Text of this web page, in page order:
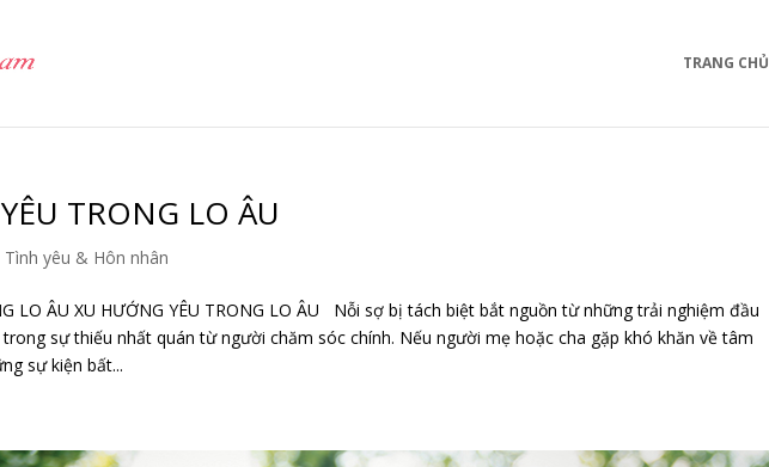
TRANG CHỦ
TRONG LO ÂU
Tình yêu & Hôn nhân
LO ÂU XU HƯỚNG YÊU TRONG LO ÂU Nỗi sợ bị tách biệt bắt nguồn từ những trải nghiệm đầu
sự thiếu nhất quán từ người chăm sóc chính. Nếu người mẹ hoặc cha gặp khó khăn về tâm
sự kiện bất...